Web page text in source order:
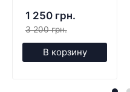
1 250 грн.
3 200 грн.
В корзину